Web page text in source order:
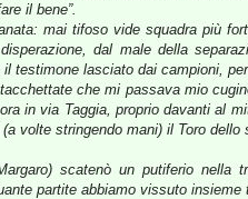
il bene”.
mai tifoso vide squadra più
dal male della
testimone lasciato dai campioni,
che mi passava mio
in via Taggia, proprio davanti al
volte stringendo mani) il Toro
scatenò un putiferio
partite abbiamo vissuto